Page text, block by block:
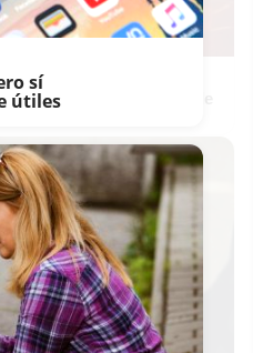
vieja escuela ¡Cómo los de
sí
útiles